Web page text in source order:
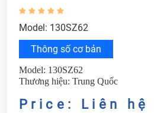
Model: 130SZ62
Thông số cơ bản
Model: 130SZ62
Thương hiệu: Trung Quốc
Price: Liên hệ